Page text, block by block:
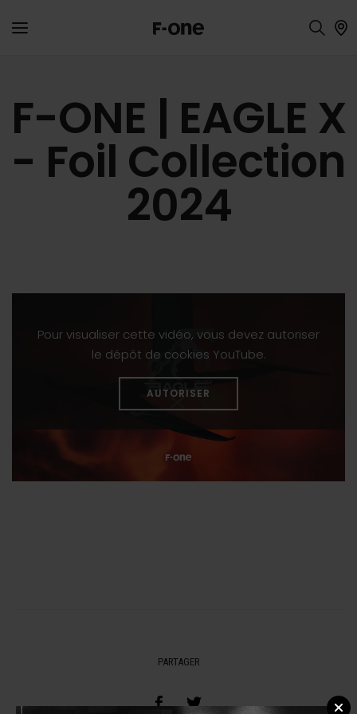
F-ONE | EAGLE X
- Foil Collection
2024
Pour visualiser cette vidéo, vous devez autoriser
le dépôt de cookies YouTube.
AUTORISER
PARTAGER